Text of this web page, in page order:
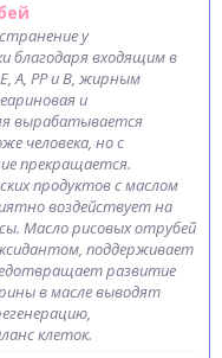
у
благодаря входящим в
А, РР и В, жирным
и
вырабатывается
человека, но с
прекращается.
продуктов с маслом
воздействует на
Масло рисовых отрубей
поддерживает
развитие
в масле выводят
клеток.